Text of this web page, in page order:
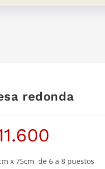
redonda
x 75cm de 6 a 8 puestos